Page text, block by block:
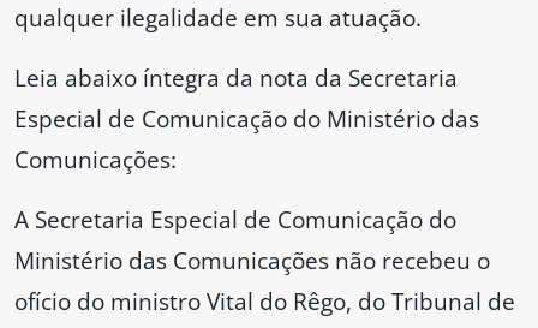
qualquer ilegalidade em sua atuação.
Leia abaixo íntegra da nota da Secretaria
Especial de Comunicação do Ministério das
Comunicações:
A Secretaria Especial de Comunicação do
Ministério das Comunicações não recebeu o
ofício do ministro Vital do Rêgo, do Tribunal de